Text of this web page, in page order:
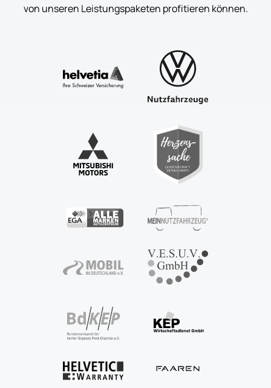
von unseren Leistungspaketen profitieren können.